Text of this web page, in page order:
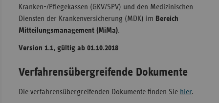
Kranken-/Pflegekassen (GKV/SPV) und den Medizinischen
Diensten der Krankenversicherung (MDK) im Bereich
Mitteilungsmanagement (MiMa).
Version 1.1, gültig ab 01.10.2018
Verfahrensübergreifende Dokumente
Die verfahrensübergreifenden Dokumente finden Sie hier.